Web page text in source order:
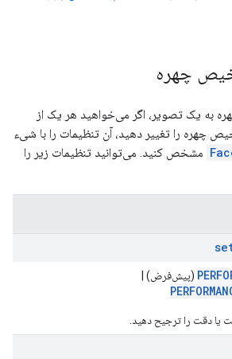
چهره
به یک تصویر، اگر می‌خواهید هر یک از
را تغییر دهید، آن تنظیمات را با شیء
مشخص کنید. می‌توانید تنظیمات زیر را
(پیش‌فرض) |
دقت را ترجیح دهید.